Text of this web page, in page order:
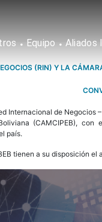
Equipo Aliados
(RIN) Y LA
Internacional de
(CAMCIPEB),
país.
tienen a su disposición el